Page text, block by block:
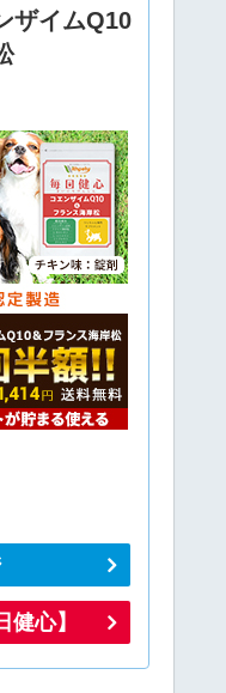
ザイムQ10
健心】